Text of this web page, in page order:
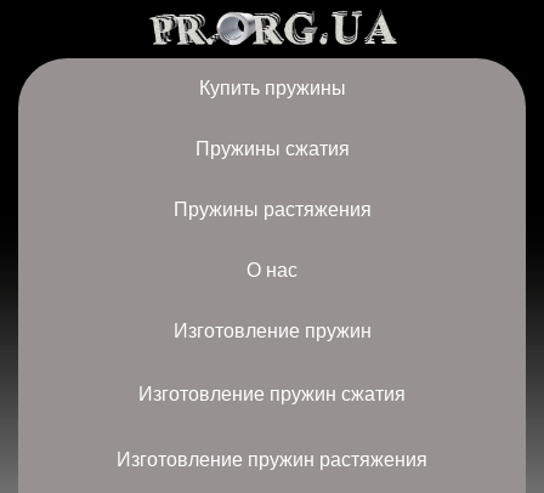
Купить пружины
Пружины сжатия
Пружины растяжения
О нас
Изготовление пружин
Изготовление пружин сжатия
Изготовление пружин растяжения